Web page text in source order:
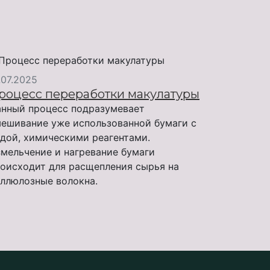
переработки макулатуры
процесс подразумевает
уже использованной бумаги с
химическими реагентами.
и нагревание бумаги
для расщепления сырья на
волокна.